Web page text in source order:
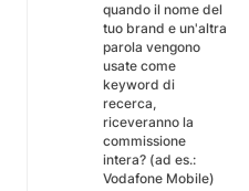
quando il nome del
tuo brand e un'altra
parola vengono
usate come
keyword di
recerca,
riceveranno la
commissione
intera? (ad es.:
Vodafone Mobile)